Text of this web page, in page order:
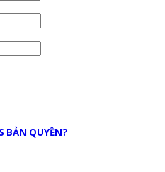
BẢN QUYỀN?